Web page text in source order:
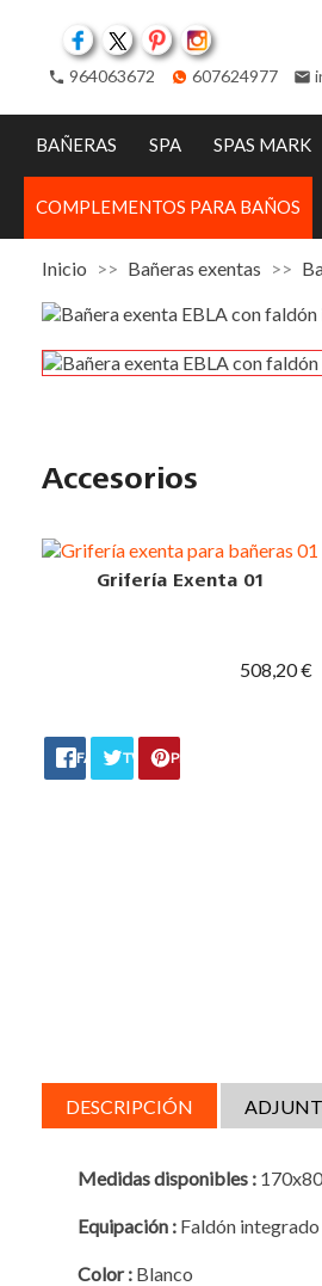
Facebook
TwitterPinterestInstagram
phone 964063672 607624977 email
BAÑERAS SPA SPAS MARK
COMPLEMENTOS PARA BAÑOS
Inicio Bañeras exentas
Accesorios
Grifería Exenta 01
508,20 €
FACEBOOKTWITTERPINTEREST
DESCRIPCIÓN
Medidas disponibles :
Equipación : Faldón
Color : Blanco